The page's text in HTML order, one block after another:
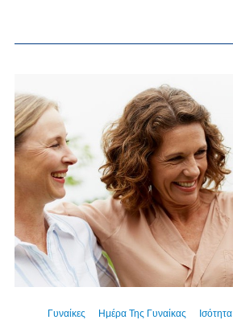
Γυναίκες Ημέρα Της Γυναίκας Ισότητα